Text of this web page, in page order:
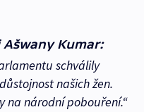
Kumar:
schválily
našich žen.
na národní pobouření.“